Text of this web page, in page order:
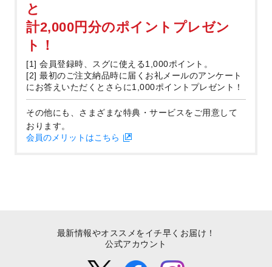
と
計2,000円分のポイントプレゼン
ト！
[1] 会員登録時、スグに使える1,000ポイント。
[2] 最初のご注文納品時に届くお礼メールのアンケート
にお答えいただくとさらに1,000ポイントプレゼント！
その他にも、さまざまな特典・サービスをご用意して
おります。
会員のメリットはこちら
最新情報やオススメをイチ早くお届け！
公式アカウント